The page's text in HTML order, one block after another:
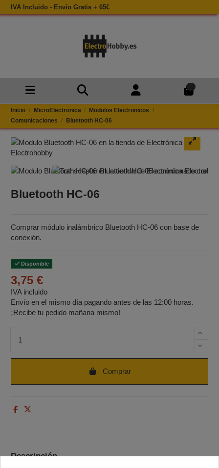
IVA Incluido - Envío Gratis + 65€
Inicio MicroElectronica
Modulos Electronicos
Comunicaciones
Bluetooth HC-06
Bluetooth HC-06
Comprar módulo inalámbrico Bluetooth HC-06 con base de
conexión.
Disponible
3,75 €
IVA incluido
Envío en el mismo día pagando antes de las 12:00 horas.
¡Recibe tu pedido mañana mismo!
Comprar
Descripción